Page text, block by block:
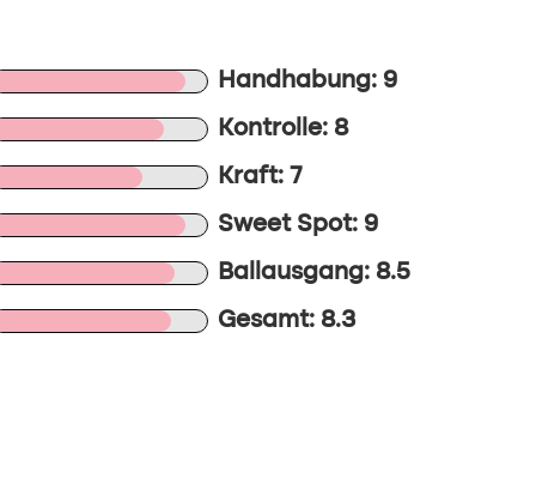
Handhabung: 9
Kontrolle: 8
Kraft: 7
Sweet Spot: 9
Ballausgang: 8.5
Gesamt: 8.3